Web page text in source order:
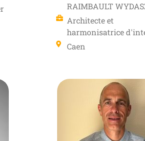
RAIMBAULT
Architecte et
harmonisatrice
Caen